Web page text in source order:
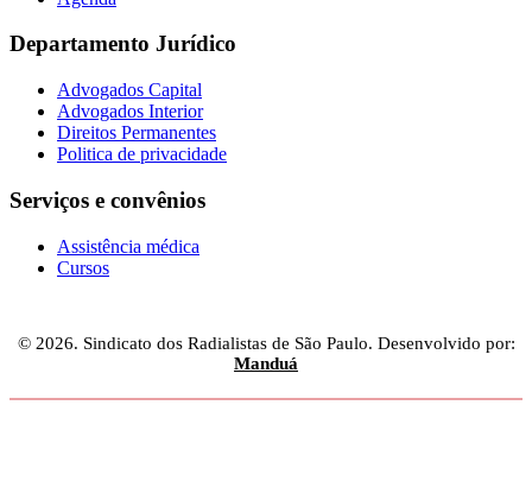
Departamento Jurídico
Advogados Capital
Advogados Interior
Direitos Permanentes
Politica de privacidade
Serviços e convênios
Assistência médica
Cursos
© 2026. Sindicato dos Radialistas de São Paulo. Desenvolvido por:
Manduá